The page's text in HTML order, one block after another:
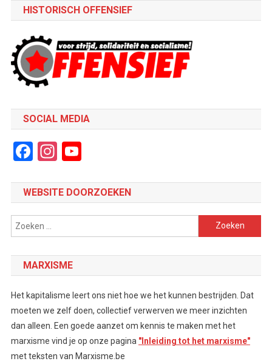
HISTORISCH OFFENSIEF
SOCIAL MEDIA
Facebook
Instagram
YouTube
WEBSITE DOORZOEKEN
Zoeken
naar:
MARXISME
Het kapitalisme leert ons niet hoe we het kunnen bestrijden. Dat
moeten we zelf doen, collectief verwerven we meer inzichten
dan alleen. Een goede aanzet om kennis te maken met het
marxisme vind je op onze pagina "Inleiding tot het marxisme"
met teksten van Marxisme.be